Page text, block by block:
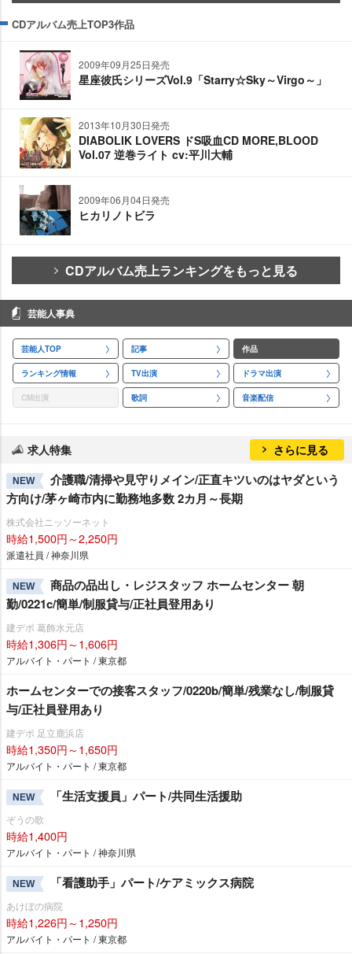
CDアルバム売上TOP3作品
2009年09月25日発売
星座彼氏シリーズVol.9「Starry☆Sky～Virgo～」
2013年10月30日発売
DIABOLIK LOVERS ドS吸血CD MORE,BLOOD
Vol.07 逆巻ライト cv:平川大輔
2009年06月04日発売
ヒカリノトビラ
CDアルバム売上ランキングをもっと見る
芸能人事典
芸能人TOP 記事 作品
ランキング情報 TV出演 ドラマ出演
CM出演 歌詞 音楽配信
求人特集 さらに見る
NEW
介護職/清掃や見守りメイン/正直キツいのはヤダという
方向け/茅ヶ崎市内に勤務地多数 2カ月～長期
株式会社ニッソーネット
時給1,500円～2,250円
派遣社員 / 神奈川県
NEW
商品の品出し・レジスタッフ ホームセンター 朝
勤/0221c/簡単/制服貸与/正社員登用あり
建デポ 葛飾水元店
時給1,306円～1,606円
アルバイト・パート / 東京都
ホームセンターでの接客スタッフ/0220b/簡単/残業なし/制服貸
与/正社員登用あり
建デポ 足立鹿浜店
時給1,350円～1,650円
アルバイト・パート / 東京都
NEW 「生活支援員」パート/共同生活援助
ぞうの歌
時給1,400円
アルバイト・パート / 神奈川県
NEW 「看護助手」パート/ケアミックス病院
あけぼの病院
時給1,226円～1,250円
アルバイト・パート / 東京都